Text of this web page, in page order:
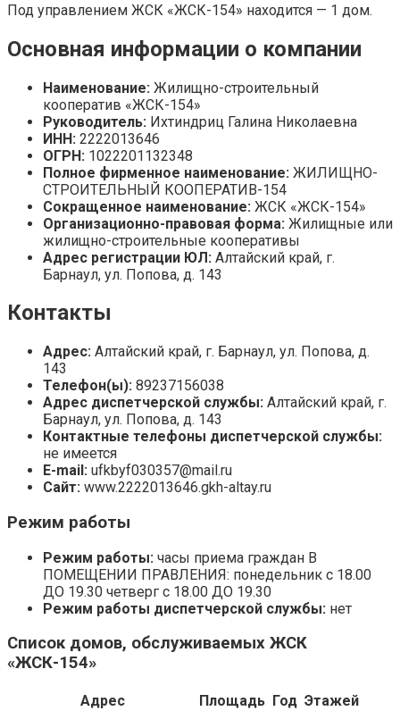
Под управлением ЖСК «ЖСК-154» находится — 1 дом.
Основная информации о компании
Наименование: Жилищно-строительный
кооператив «ЖСК-154»
Руководитель: Ихтиндриц Галина Николаевна
ИНН: 2222013646
ОГРН: 1022201132348
Полное фирменное наименование: ЖИЛИЩНО-
СТРОИТЕЛЬНЫЙ КООПЕРАТИВ-154
Сокращенное наименование: ЖСК «ЖСК-154»
Организационно-правовая форма: Жилищные или
жилищно-строительные кооперативы
Адрес регистрации ЮЛ: Алтайский край, г.
Барнаул, ул. Попова, д. 143
Контакты
Адрес: Алтайский край, г. Барнаул, ул. Попова, д.
143
Телефон(ы): 89237156038
Адрес диспетчерской службы: Алтайский край, г.
Барнаул, ул. Попова, д. 143
Контактные телефоны диспетчерской службы:
не имеется
E-mail: ufkbyf030357@mail.ru
Сайт: www.2222013646.gkh-altay.ru
Режим работы
Режим работы: часы приема граждан В
ПОМЕЩЕНИИ ПРАВЛЕНИЯ: понедельник с 18.00
ДО 19.30 четверг с 18.00 ДО 19.30
Режим работы диспетчерской службы: нет
Список домов, обслуживаемых ЖСК
«ЖСК-154»
Адрес Площадь Год Этажей